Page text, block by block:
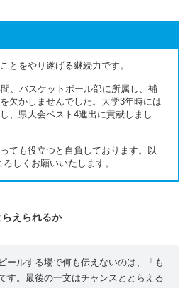
とをやり遂げる継続力です。
、バスケットボール部に所属し、補
欠かしませんでした。大学3年時には
、県大会ベスト4進出に貢献しまし
ても役立つと自負しております。以
しくお願いいたします。
えられるか
ールする場で何も伝えないのは、「も
す。最後の一文はチャンスととらえる